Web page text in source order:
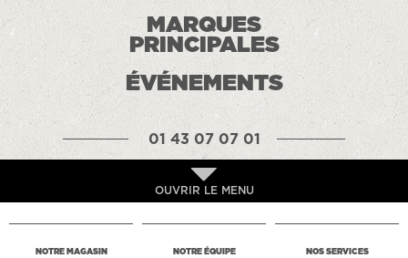
MARQUES
PRINCIPALES
ÉVÉNEMENTS
01 43 07 07 01
OUVRIR LE MENU
NOTRE MAGASIN NOTRE ÉQUIPE NOS SERVICES